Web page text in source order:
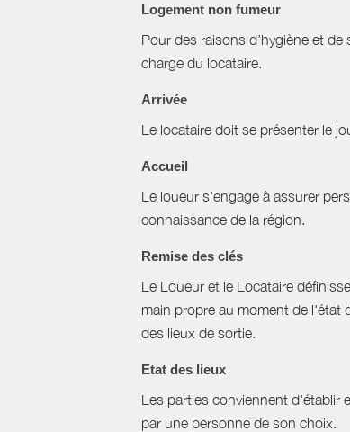
Logement non fumeur
Pour des raisons d’hygiène et
charge du locataire.
Arrivée
Le locataire doit se présenter le
Accueil
Le loueur s'engage à assurer
connaissance de la région.
Remise des clés
Le Loueur et le Locataire
main propre au moment de l'état
des lieux de sortie.
Etat des lieux
Les parties conviennent d'établir
par une personne de son choix.